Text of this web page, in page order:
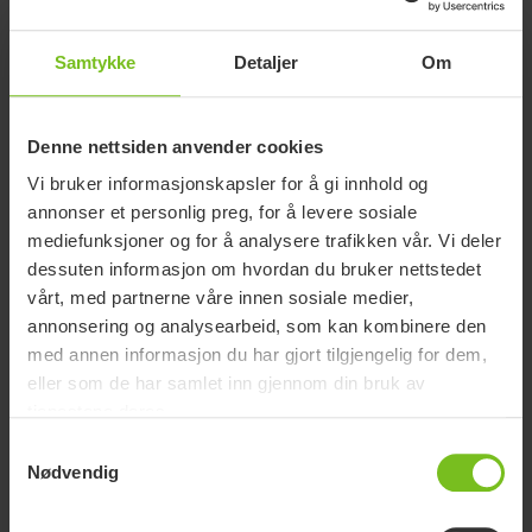
Samtykke Detaljer Om
Denne nettsiden anvender cookies
Vi bruker informasjonskapsler for å gi innhold og
annonser et personlig preg, for å levere sosiale
mediefunksjoner og for å analysere trafikken vår. Vi deler
dessuten informasjon om hvordan du bruker nettstedet
vårt, med partnerne våre innen sosiale medier,
annonsering og analysearbeid, som kan kombinere den
med annen informasjon du har gjort tilgjengelig for dem,
eller som de har samlet inn gjennom din bruk av
Nødvendig
Nedlasting av brukermanualer er kun ment for hensiktsmessige
formål. De aktuelle produktene kan endres uten forvarsel, og leserens
skjønn anbefales for å sikre samsvar mellom produktversjon og
Dokument type
Tøm filter
Brukermanual
Etac Swift Mobil-2
Forventet levetid
Guide før kjøp